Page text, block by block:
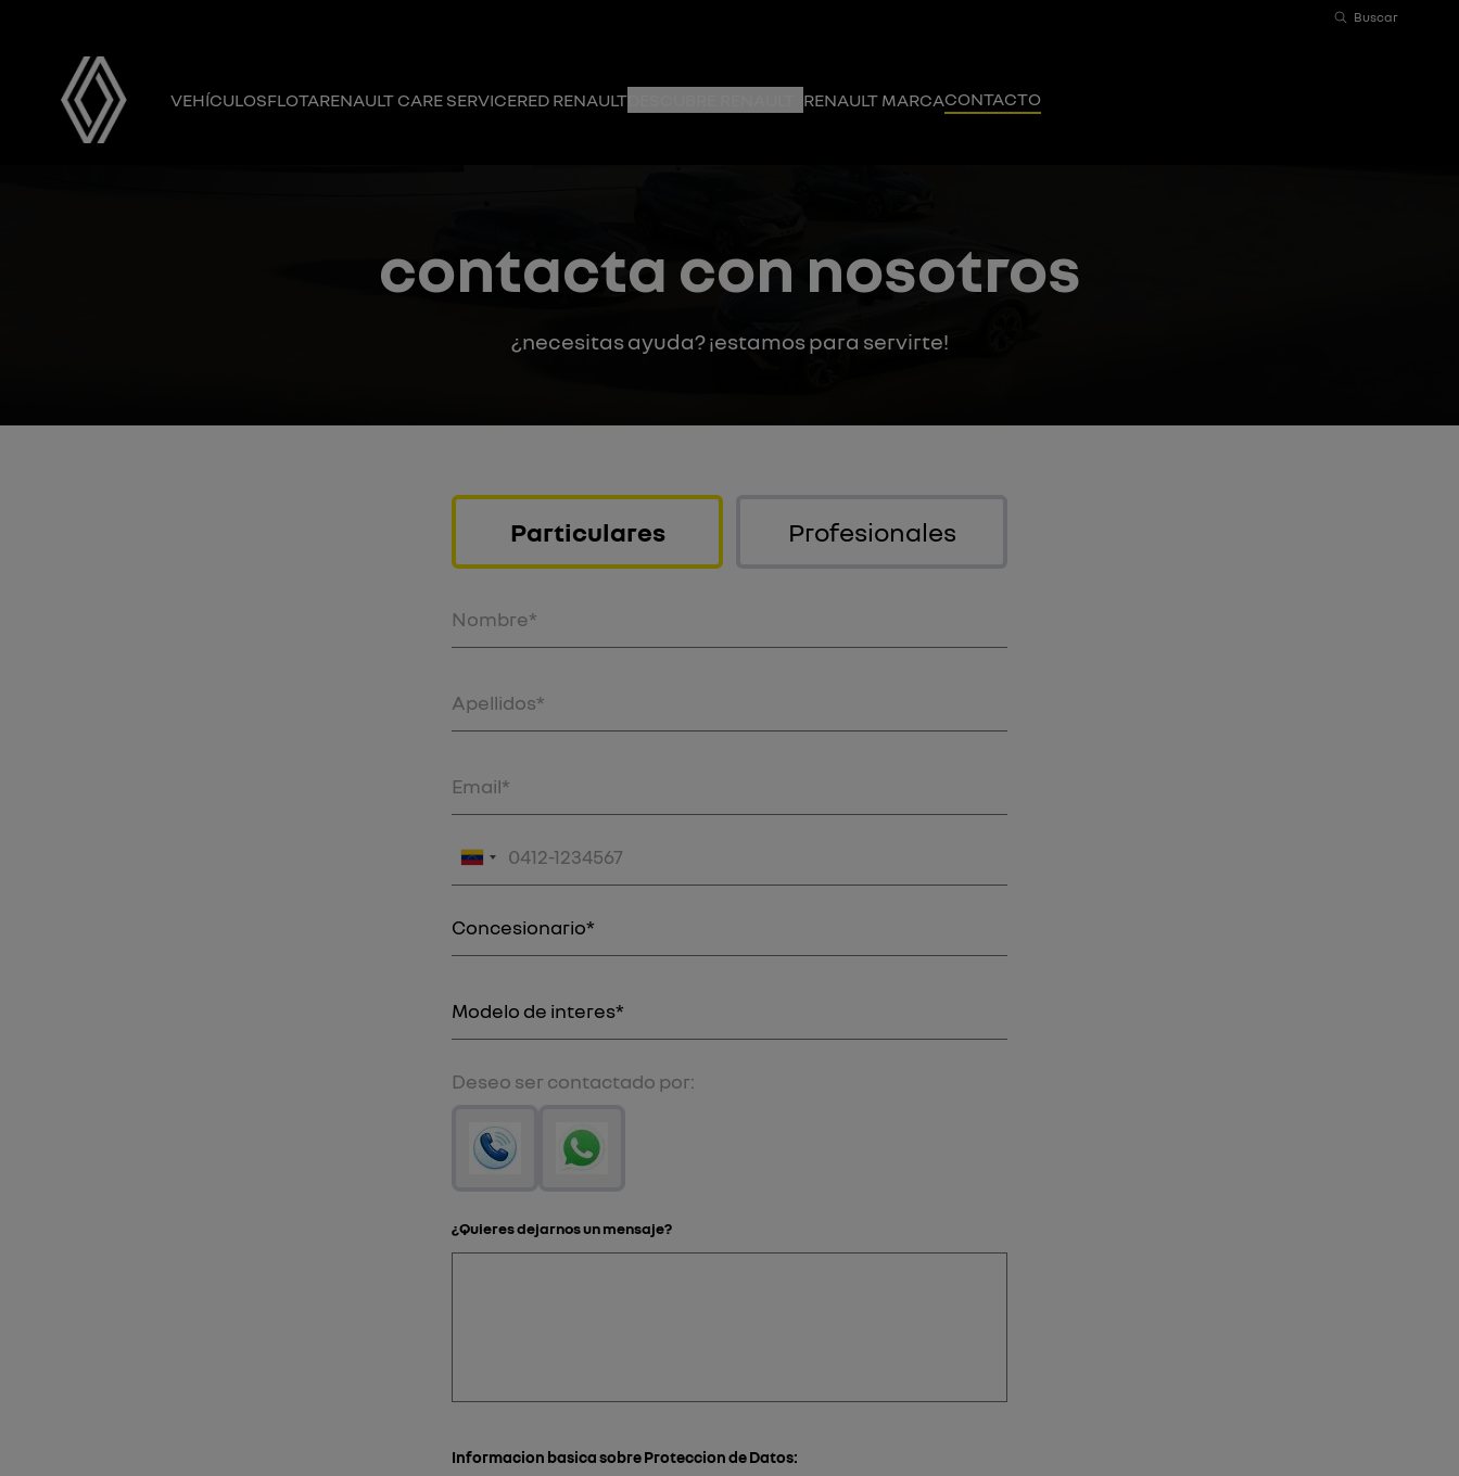
Buscar
VEHÍCULOSFLOTARENAULT CARE SERVICERED RENAULT RENAULT MARCACONTACTO
contacta con nosotros
¿necesitas ayuda? ¡estamos para servirte!
Particulares Profesionales
Deseo ser contactado por:
¿Quieres dejarnos un mensaje?
Informacion basica sobre Proteccion de Datos: